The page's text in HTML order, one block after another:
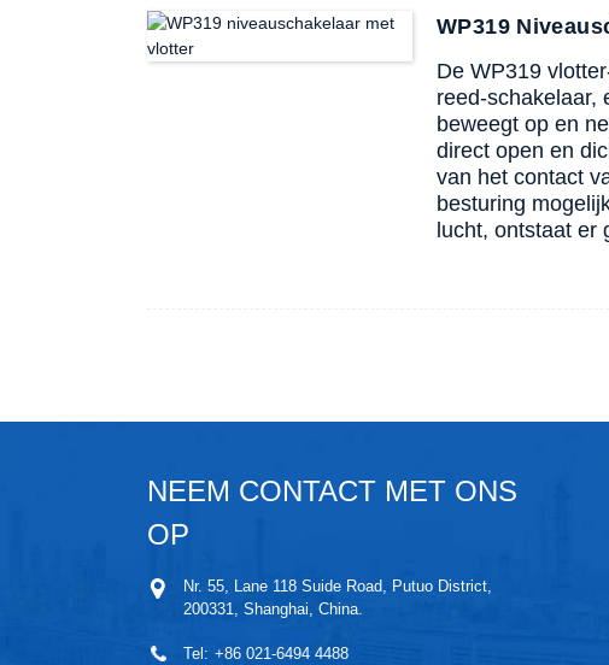
WP319
De WP319
reed-schakelaar,
beweegt op en
direct open en
van het contact
besturing
lucht, ontstaat er
NEEM CONTACT MET ONS
OP
Nr. 55, Lane 118 Suide Road, Putuo District,
200331, Shanghai, China.
Tel: +86 021-6494 4488